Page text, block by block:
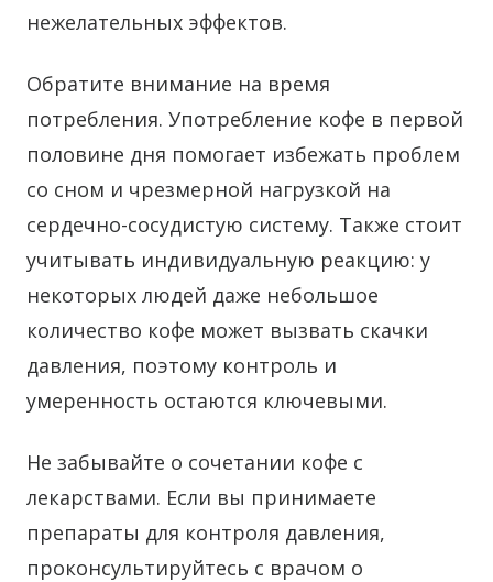
нежелательных эффектов.
Обратите внимание на время
потребления. Употребление кофе в первой
половине дня помогает избежать проблем
со сном и чрезмерной нагрузкой на
сердечно-сосудистую систему. Также стоит
учитывать индивидуальную реакцию: у
некоторых людей даже небольшое
количество кофе может вызвать скачки
давления, поэтому контроль и
умеренность остаются ключевыми.
Не забывайте о сочетании кофе с
лекарствами. Если вы принимаете
препараты для контроля давления,
проконсультируйтесь с врачом о